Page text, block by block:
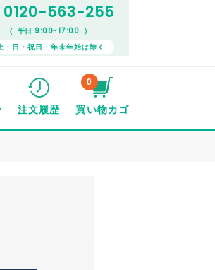
0120-563-255
( 平日9:00~17:00 ）
・日・祝日・年末年始は除く
注文履歴
0
買い物カゴ